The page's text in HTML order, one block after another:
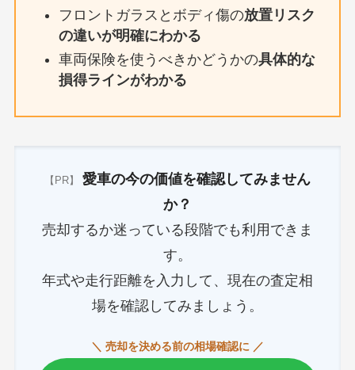
フロントガラスとボディ傷の放置リスク
の違いが明確にわかる
車両保険を使うべきかどうかの具体的な
損得ラインがわかる
【PR】
愛車の今の価値を確認してみません
か？
売却するか迷っている段階でも利用できま
す。
年式や走行距離を入力して、現在の査定相
場を確認してみましょう。
＼ 売却を決める前の相場確認に ／